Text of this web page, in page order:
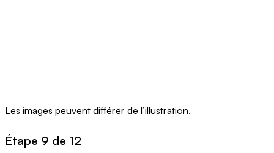
Les images peuvent différer de l’illustration.
Étape 9 de 12